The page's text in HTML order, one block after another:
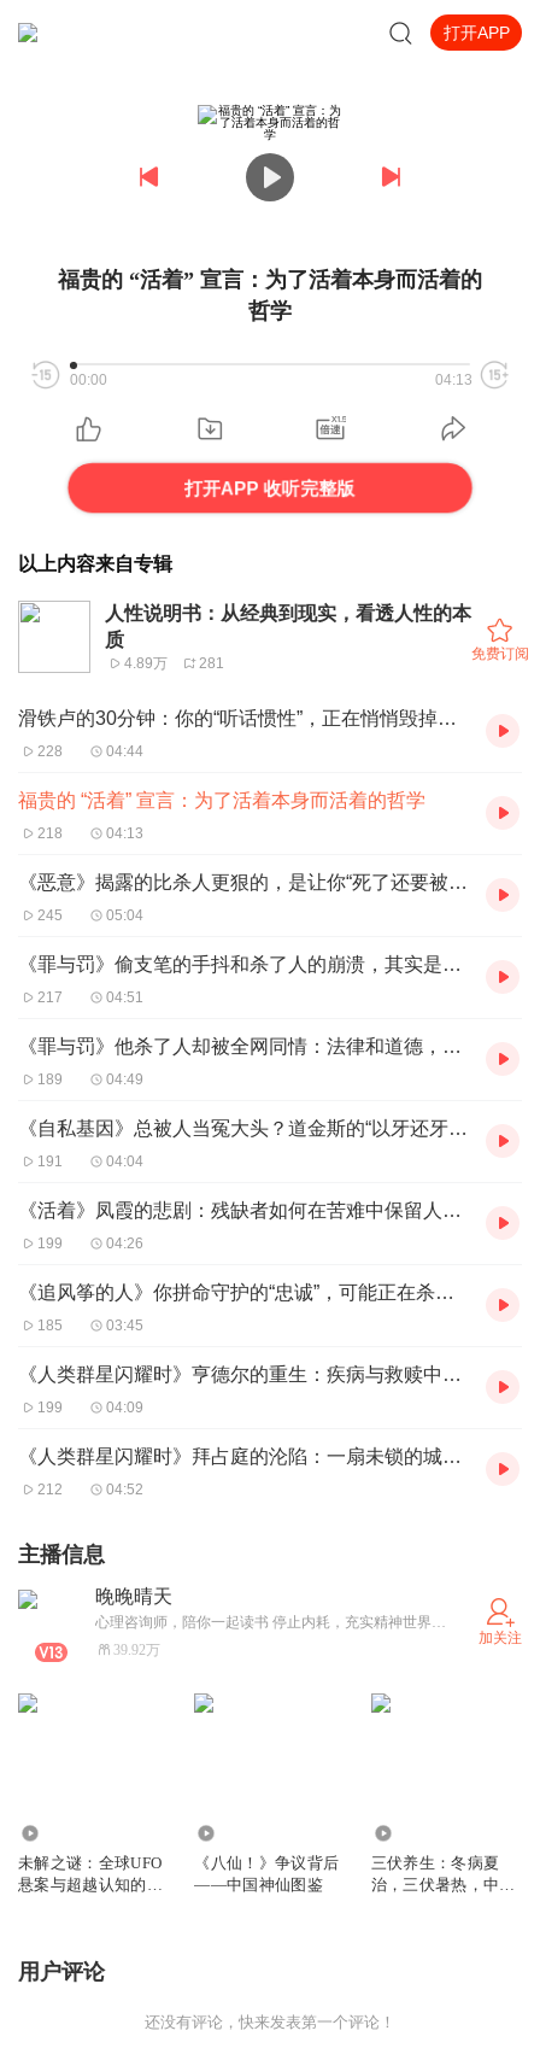
打开APP
福贵的 “活着” 宣言：为了活着本身而活着的
哲学
00:00 04:13
打开APP 收听完整版
以上内容来自专辑
人性说明书：从经典到现实，看透人性的本
质
4.89万 281
免费订阅
滑铁卢的30分钟：你的“听话惯性”，正在悄悄毁掉关键选择
228 04:44
福贵的 “活着” 宣言：为了活着本身而活着的哲学
218 04:13
《恶意》揭露的比杀人更狠的，是让你“死了还要被踩”
245 05:04
《罪与罚》偷支笔的手抖和杀了人的崩溃，其实是同一种人性开关
217 04:51
《罪与罚》他杀了人却被全网同情：法律和道德，到底谁在说谎？
189 04:49
《自私基因》总被人当冤大头？道金斯的“以牙还牙”法则，教你聪明利他
191 04:04
《活着》凤霞的悲剧：残缺者如何在苦难中保留人性光辉？
199 04:26
《追风筝的人》你拼命守护的“忠诚”，可能正在杀死你
185 03:45
《人类群星闪耀时》亨德尔的重生：疾病与救赎中的人性韧性
199 04:09
《人类群星闪耀时》拜占庭的沦陷：一扇未锁的城门如何改写历史？
212 04:52
主播信息
晚晚晴天
心理咨询师，陪你一起读书 停止内耗，充实精神世界，过好这一生！
39.92万
加关注
未解之谜：全球UFO
悬案与超越认知的临
《八仙！》争议背后
——中国神仙图鉴
三伏养生：冬病夏
治，三伏暑热，中医
用户评论
还没有评论，快来发表第一个评论！